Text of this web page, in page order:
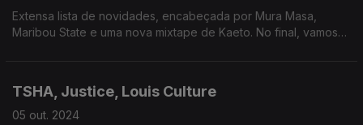
Extensa lista de novidades, encabeçada por Mura Masa,
Maribou State e uma nova mixtape de Kaeto. No final, vamos
TSHA, Justice, Louis Culture
05 out. 2024